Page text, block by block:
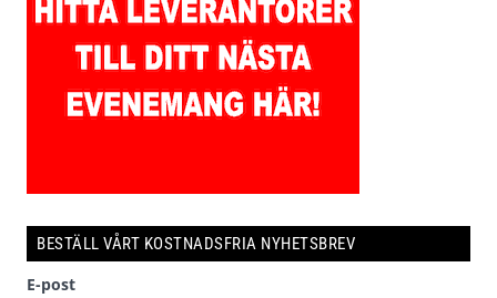
BESTÄLL VÅRT KOSTNADSFRIA NYHETSBREV
E-post